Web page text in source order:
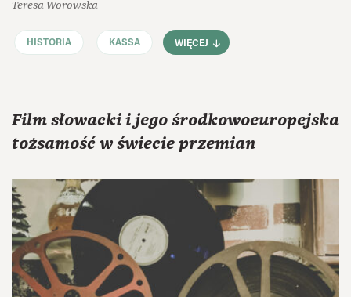
Teresa Worowska
HISTORIA KASSA WIĘCEJ
Film słowacki i jego środkowoeuropejska
tożsamość w świecie przemian